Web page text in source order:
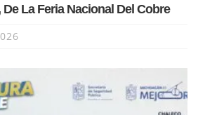
La Feria Nacional Del Cobre